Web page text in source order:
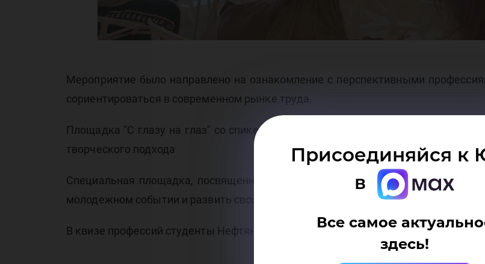
Присоединяйся к
в
Все самое
здесь!
Мероприятие было направлено на ознакомление с перспективными
сориентироваться в современном рынке труда.
Площадка "С глазу на глаз" со спикерами, позволила студентам увидеть
творческого подхода
Специальная площадка, посвященная Международному фестивалю
молодежном событии и развить свои компетенции на международном уровне.
В квизе профессий студенты Нефтяного института заняли 1 место!